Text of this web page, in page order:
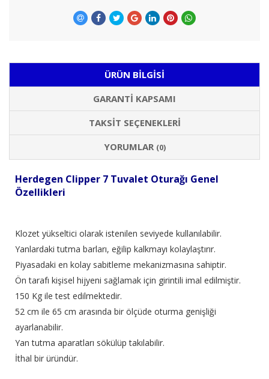
ÜRÜN BILGISI
GARANTI KAPSAMI
TAKSIT SEÇENEKLERI
YORUMLAR (0)
Herdegen Clipper 7 Tuvalet Oturağı Genel
Özellikleri
Klozet yükseltici olarak istenilen seviyede kullanılabilir.
Yanlardaki tutma barları, eğilip kalkmayı kolaylaştırır.
Piyasadaki en kolay sabitleme mekanizmasına sahiptir.
Ön tarafı kişisel hijyeni sağlamak için girintili imal edilmiştir.
150 Kg ile test edilmektedir.
52 cm ile 65 cm arasında bir ölçüde oturma genişliği
ayarlanabilir.
Yan tutma aparatları sökülüp takılabilir.
İthal bir üründür.